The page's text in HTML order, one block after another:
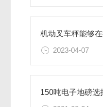
2023-04-07